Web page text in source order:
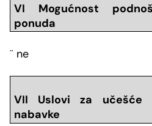
VI Mogućnost
ponuda
¨ ne
VII Uslovi za učešće
nabavke